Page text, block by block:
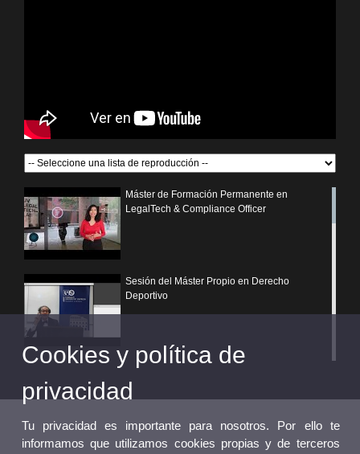
Máster de Formación Permanente en
LegalTech & Compliance Officer
Sesión del Máster Propio en Derecho
Deportivo
¿Por qué elegir un postgrado propio de la
Universitat de València?
Cookies y política de
privacidad
Tu privacidad es importante para nosotros. Por ello te
informamos que utilizamos cookies propias y de terceros